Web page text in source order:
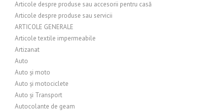
Articole despre produse sau accesorii pentru casă
Articole despre produse sau servicii
ARTICOLE GENERALE
Articole textile impermeabile
Artizanat
Auto
Auto și moto
Auto și motociclete
Auto și Transport
Autocolante de geam